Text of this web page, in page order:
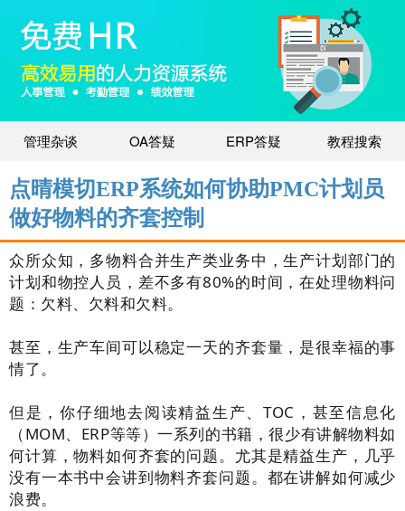
管理杂谈 OA答疑 ERP答疑 教程搜索
点晴模切ERP系统如何协助PMC计划员
做好物料的齐套控制
众所众知，多物料合并生产类业务中，生产计划部门的
计划和物控人员，差不多有80%的时间，在处理物料问
题：欠料、欠料和欠料。
甚至，生产车间可以稳定一天的齐套量，是很幸福的事
情了。
但是，你仔细地去阅读精益生产、TOC，甚至信息化
（MOM、ERP等等）一系列的书籍，很少有讲解物料如
何计算，物料如何齐套的问题。尤其是精益生产，几乎
没有一本书中会讲到物料齐套问题。都在讲解如何减少
浪费。